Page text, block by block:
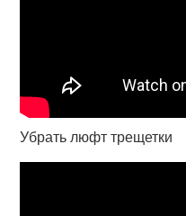
Убрать люфт трещетки